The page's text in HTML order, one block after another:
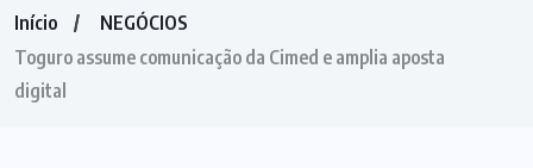
Início
NEGÓCIOS
Toguro assume comunicação da Cimed e amplia aposta
digital